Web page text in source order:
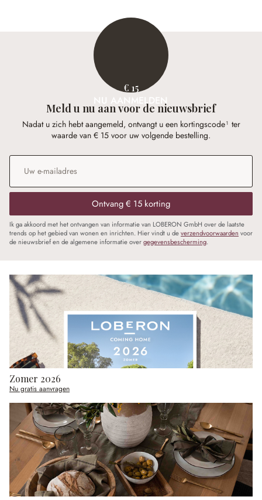
€ 15
NU AANMELDEN
Meld u nu aan voor de nieuwsbrief
Nadat u zich hebt aangemeld, ontvangt u een kortingscode¹ ter
waarde van € 15 voor uw volgende bestelling.
E-mailadres
Ontvang € 15 korting
Ik ga akkoord met het ontvangen van informatie van LOBERON GmbH over de laatste
trends op het gebied van wonen en inrichten. Hier vindt u deverzendvoorwaarden voor
de nieuwsbrief en de algemene informatie overgegevensbescherming.
Zomer 2026
Nu gratis aanvragen